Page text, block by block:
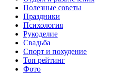
Полезные советы
Праздники
Психология
Рукоделие
Свадьба
Спорт и похудение
Топ рейтинг
Фото